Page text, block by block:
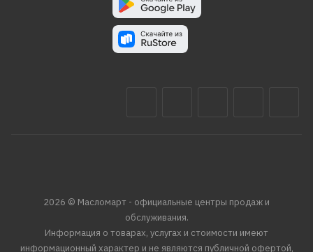
2026 © Масломарт - официальные центры продаж и
обслуживания.
Информация о товарах, услугах и стоимости имеют
информационный характер и не являются публичной офертой,